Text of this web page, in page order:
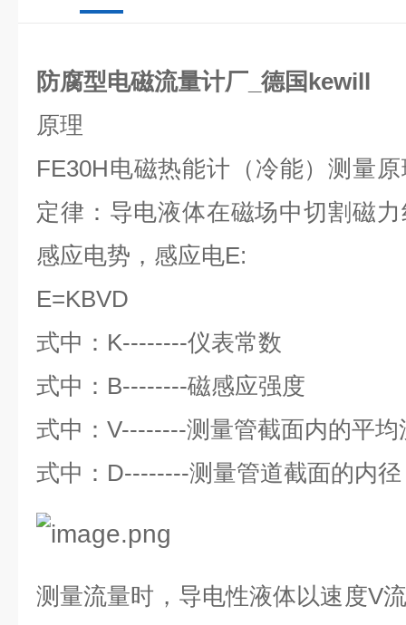
防腐型电磁流量计厂_德国kewill
原理
FE30H电磁热能计（冷能）测量
定律：导电液体在磁场中切割磁
感应电势，感应电E:
E=KBVD
式中： K--------仪表常数
式中： B--------磁感应强度
式中： V--------测量管截面内的平均
式中： D--------测量管道截面的内径
测量流量时，导电性液体以速度V